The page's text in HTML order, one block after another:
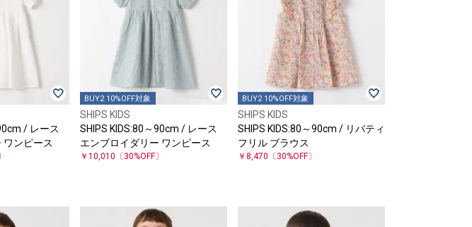
/ レース
ワンピース
BUY2 10%OFF対象
SHIPS KIDS
SHIPS KIDS:80～90cm / レース
エンブロイダリー ワンピース
￥10,010 〔30%OFF〕
BUY2 10%OFF対象
SHIPS KIDS
SHIPS KIDS:80～90cm / リバティ
フリル ブラウス
￥8,470 〔30%OFF〕